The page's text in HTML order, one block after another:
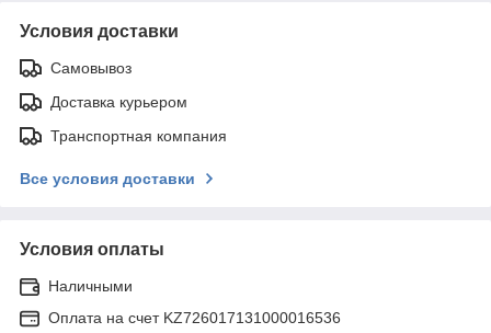
Условия доставки
Самовывоз
Доставка курьером
Транспортная компания
Все условия доставки
Условия оплаты
Наличными
Оплата на счет KZ726017131000016536